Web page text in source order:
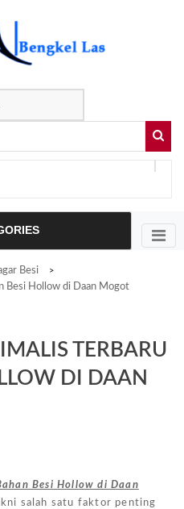
Besi >
Besi Hollow di Daan Mogot
TERBARU
DI DAAN
Besi Hollow di Daan
salah satu faktor penting